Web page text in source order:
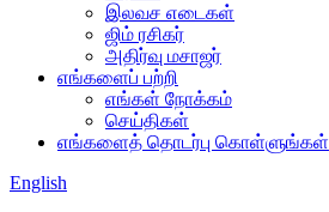
இலவச எடைகள்
ஜிம் ரசிகர்
அதிர்வு மசாஜர்
எங்களைப் பற்றி
எங்கள் நோக்கம்
செய்திகள்
எங்களைத் தொடர்பு கொள்ளுங்கள்
English